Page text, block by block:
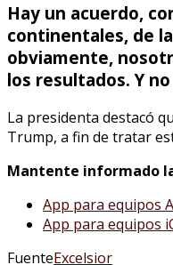
Hay un acuerdo,
continentales, de
obviamente,
los resultados. Y
La presidenta destacó
Trump, a fin de tratar
Mantente informado
App para equipos
App para equipos
FuenteExcelsior